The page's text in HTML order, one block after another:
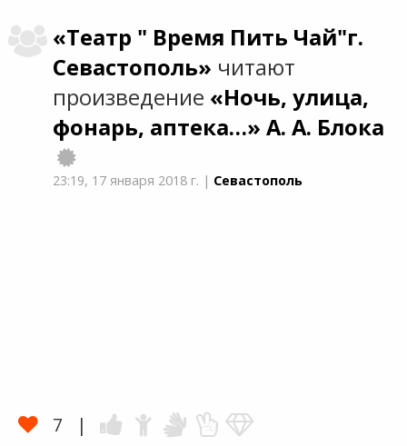
«Театр " Время Пить Чай"г.
Севастополь» читают
произведение «Ночь, улица,
фонарь, аптека…»А. А. Блока
23:19, 17 января 2018 г. | Севастополь
7